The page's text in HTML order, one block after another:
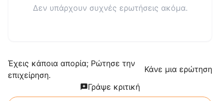
Δεν υπάρχουν συχνές ερωτήσεις ακόμα.
Έχεις κάποια απορία; Ρώτησε την
επιχείρηση.
Κάνε μια ερώτηση
Γράψε κριτική